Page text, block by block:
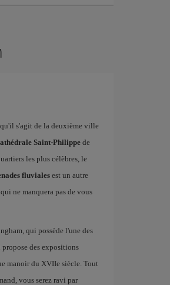
qu'il s'agit de la deuxième ville
Saint-Philippede
les plus célèbres, le
fluvialesest un autre
ne manquera pas de vous
qui possède l'une des
propose des expositions
manoir du XVIIe siècle. Tout
vous serez ravi par